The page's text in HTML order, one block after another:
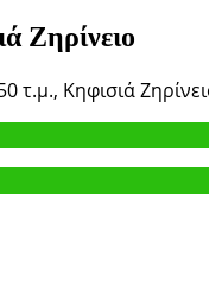
Ζηρίνειο
τ.μ., Κηφισιά